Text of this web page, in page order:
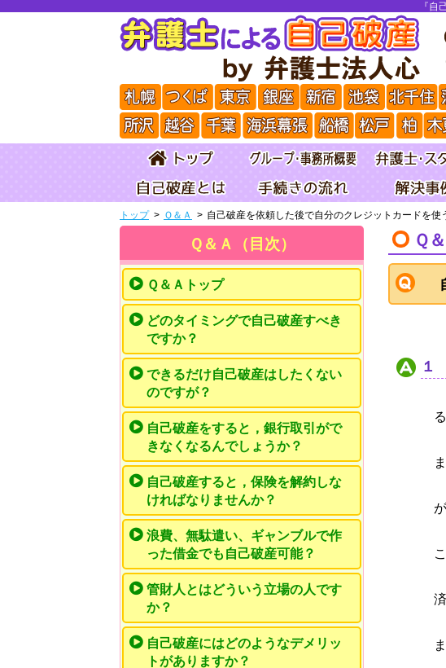
『自
トップ Ｑ＆Ａ 自己破産を依頼した後で自分のクレジットカードを使
Ｑ
１
Ｑ＆Ａ（目次）
Ｑ＆Ａトップ
どのタイミングで自己破産すべき
ですか？
できるだけ自己破産はしたくない
のですが？
自己破産をすると，銀行取引がで
きなくなるんでしょうか？
自己破産すると，保険を解約しな
ければなりませんか？
浪費、無駄遣い、ギャンブルで作
った借金でも自己破産可能？
管財人とはどういう立場の人です
か？
自己破産にはどのようなデメリッ
トがありますか？